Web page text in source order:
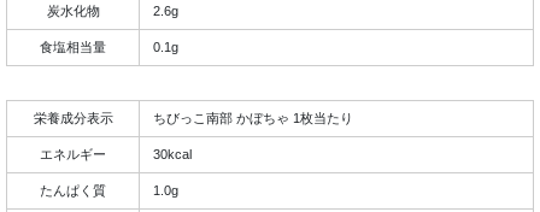
炭水化物 2.6g
食塩相当量 0.1g
栄養成分表示 ちびっこ南部 かぼちゃ 1枚当たり
エネルギー 30kcal
たんぱく質 1.0g